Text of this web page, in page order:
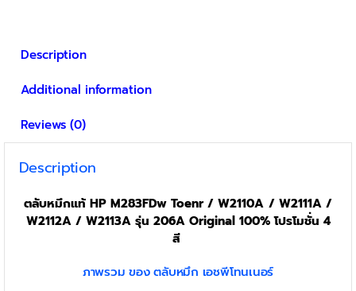
the
Description
Additional information
Reviews (0)
Description
ตลับหมึกแท้ HP M283FDw Toenr / W2110A / W2111A /
W2112A / W2113A รุ่น 206A Original 100% โปรโมชั่น 4
สี
ภาพรวม ของ ตลับหมึก เอชพีโทนเนอร์